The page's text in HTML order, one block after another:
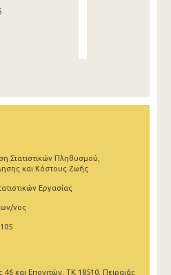
Στατιστικών Πληθυσμού,
και Κόστους Ζωής
Εργασίας
νος
46 και Επονιτών, ΤΚ 18510, Πειραιάς